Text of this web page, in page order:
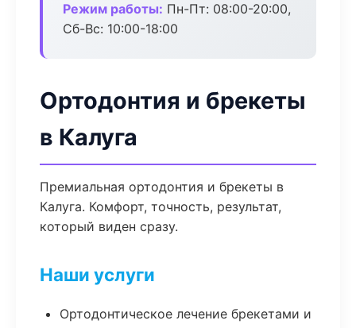
Режим работы: Пн-Пт: 08:00-20:00,
Сб-Вс: 10:00-18:00
Ортодонтия и брекеты
в Калуга
Премиальная ортодонтия и брекеты в
Калуга. Комфорт, точность, результат,
который виден сразу.
Наши услуги
Ортодонтическое лечение брекетами и